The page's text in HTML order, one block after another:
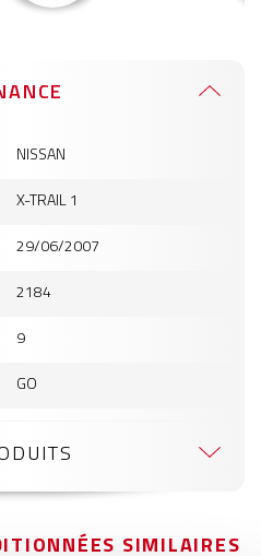
NISSAN
X-TRAIL 1
29/06/2007
2184
9
GO
SIMILAIRES